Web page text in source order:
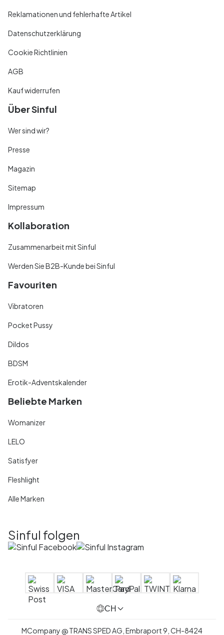
Reklamationen und fehlerhafte Artikel
Datenschutzerklärung
Cookie Richtlinien
AGB
Kauf widerrufen
Über Sinful
Wer sind wir?
Presse
Magazin
Sitemap
Impressum
Kollaboration
Zusammenarbeit mit Sinful
Werden Sie B2B-Kunde bei Sinful
Favouriten
Vibratoren
Pocket Pussy
Dildos
BDSM
Erotik-Adventskalender
Beliebte Marken
Womanizer
LELO
Satisfyer
Fleshlight
Alle Marken
Sinful folgen
CH
MCompany@TRANS SPED AG, Embraport 9 CH-8424